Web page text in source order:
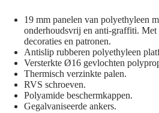
19 mm panelen van polyethyleen
onderhoudsvrij en anti-graffiti. Met
decoraties en patronen.
Antislip rubberen polyethyleen
Versterkte Ø16 gevlochten
Thermisch verzinkte palen.
RVS schroeven.
Polyamide beschermkappen.
Gegalvaniseerde ankers.